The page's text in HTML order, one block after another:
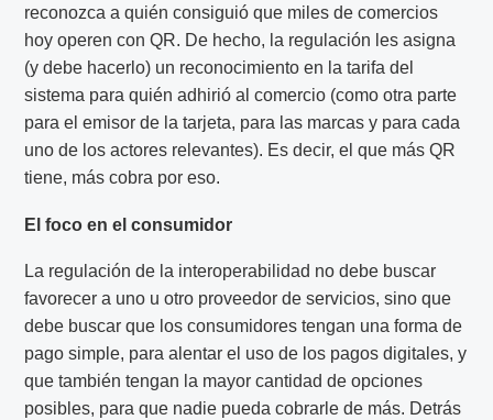
reconozca a quién consiguió que miles de comercios
hoy operen con QR. De hecho, la regulación les asigna
(y debe hacerlo) un reconocimiento en la tarifa del
sistema para quién adhirió al comercio (como otra parte
para el emisor de la tarjeta, para las marcas y para cada
uno de los actores relevantes). Es decir, el que más QR
tiene, más cobra por eso.
El foco en el consumidor
La regulación de la interoperabilidad no debe buscar
favorecer a uno u otro proveedor de servicios, sino que
debe buscar que los consumidores tengan una forma de
pago simple, para alentar el uso de los pagos digitales, y
que también tengan la mayor cantidad de opciones
posibles, para que nadie pueda cobrarle de más. Detrás